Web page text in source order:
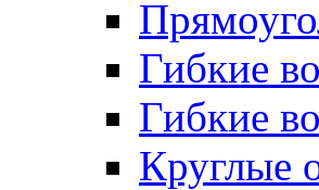
Гибкие
Гибкие
Круглые